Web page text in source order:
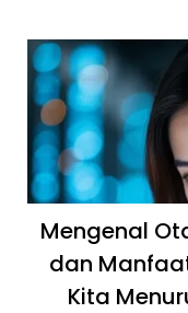
Mengenal
dan
Kita